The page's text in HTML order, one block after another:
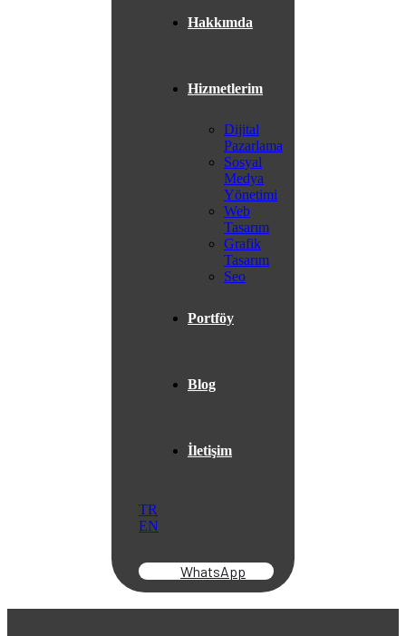
Hakkımda
Hizmetlerim
Dijital
Pazarlama
Sosyal
Medya
Yönetimi
Web
Tasarım
Grafik
Tasarım
Seo
Portföy
Blog
İletişim
TR
EN
WhatsApp